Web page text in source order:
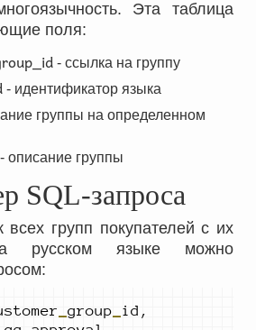
Эта таблица
поля:
- ссылка на группу
- идентификатор языка
группы на определенном
- описание группы
SQL-запроса
всех групп покупателей с их
русском языке можно
group
id,